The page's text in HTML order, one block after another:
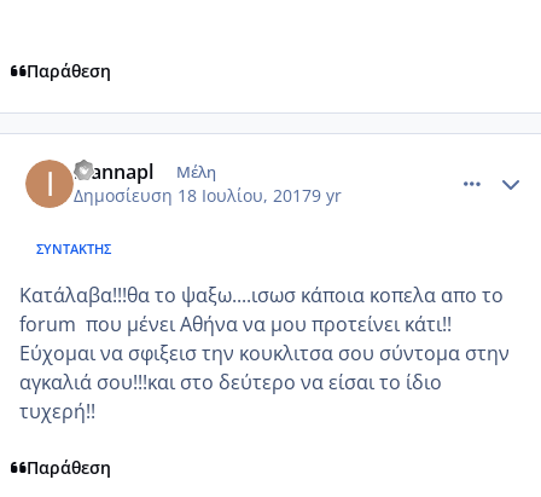
Παράθεση
ioannapl Μέλη
Δημοσίευση 18 Ιουλίου, 20179 yr
ΣΥΝΤΆΚΤΗΣ
Κατάλαβα!!!θα το ψαξω....ισωσ κάποια κοπελα απο το
forum που μένει Αθήνα να μου προτείνει κάτι!!
Εύχομαι να σφιξεισ την κουκλιτσα σου σύντομα στην
αγκαλιά σου!!!και στο δεύτερο να είσαι το ίδιο
τυχερή!!
Παράθεση